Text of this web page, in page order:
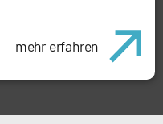
mehr erfahren